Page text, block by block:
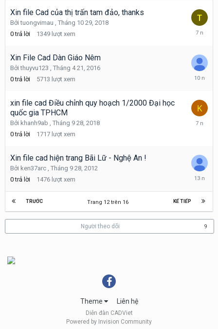
2013
Xin file Cad của thị trấn tam đảo, thanks
Bởituongvimau , Tháng 10 29, 2018
0 trả lời 1349 lượt xem
Tháng
2018
Xin File Cad Dàn Giáo Nêm
Bởithuyvu123 , Tháng 4 21, 2016
0 trả lời 5713 lượt xem
Tháng
2016
xin file cad Điều chỉnh quy hoạch 1/2000 Đại học
quốc gia TPHCM
Bởi khanh9ab , Tháng 9 28, 2018
0 trả lời 1717 lượt xem
Tháng
Xin file cad hiện trang Bãi Lữ - Nghệ An !
Bởi ken37arc , Tháng 9 28, 2012
0 trả lời 1476 lượt xem
Tháng
28,
2012
TRƯỚC KẾ TIẾP
Trang 12 trên 16
Người theo dõi 9
Theme Liên hệ
Diễn đàn CADViet
Powered by Invision Community